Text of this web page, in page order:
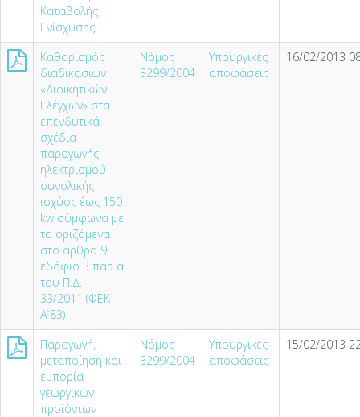
Καταβολής
Ενίσχυσης
Καθορισμός
διαδικασιών
«Διοικητικών
Ελέγχων» στα
επενδυτικά
σχέδια
παραγωγής
ηλεκτρισμού
συνολικής
ισχύος έως 150
kw σύμφωνα με
τα οριζόμενα
στο άρθρο 9
εδάφιο 3 παρ α.
του Π.Δ.
33/2011 (ΦΕΚ
Α`83)
Νόμος
3299/2004
Υπουργικές
αποφάσεις
16/02/2013
Παραγωγή,
μεταποίηση και
εμπορία
γεωργικών
προϊόντων
Νόμος
3299/2004
Υπουργικές
αποφάσεις
15/02/2013